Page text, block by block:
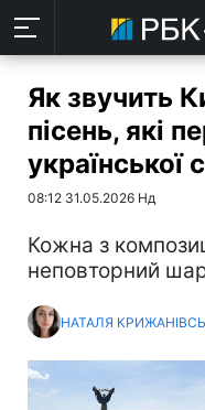
Як звучить
пісень, які
української
08:12 31.05.2026 Нд
Кожна з
неповторний
НАТАЛЯ